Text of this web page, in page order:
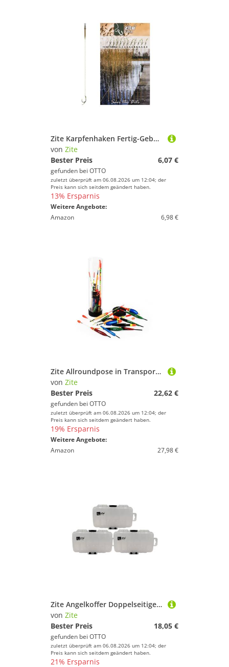
Zite Karpfenhaken Fertig-Gebundene Karpfen-Rigs im Set - 12 Stück #2-8 Boilieangeln
von Zite
Bester Preis
6,07 €
gefunden bei OTTO
zuletzt überprüft am 06.08.2026 um 12:04; der
Preis kann sich seitdem geändert haben.
13% Ersparnis
Weitere Angebote:
Amazon
6,98 €
Zite Allroundpose in Transportrohr 20 Stück vielfältiges Set Schwimmer-Posen 0,8-10 g, (20-St)
von Zite
Bester Preis
22,62 €
gefunden bei OTTO
zuletzt überprüft am 06.08.2026 um 12:04; der
Preis kann sich seitdem geändert haben.
19% Ersparnis
Weitere Angebote:
Amazon
27,98 €
Zite Angelkoffer Doppelseitige Tacklebox 3er Set Metallköder, Jigspinner & Spoons
von Zite
Bester Preis
18,05 €
gefunden bei OTTO
zuletzt überprüft am 06.08.2026 um 12:04; der
Preis kann sich seitdem geändert haben.
21% Ersparnis